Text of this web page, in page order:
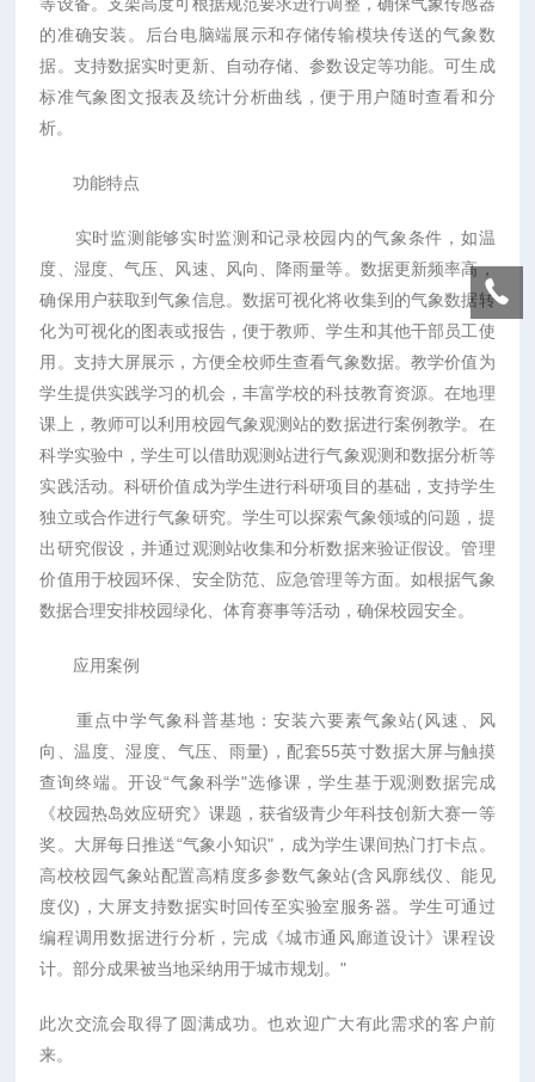
的准确安装。后台电脑端展示和存储传输模块传送的气象数
据。支持数据实时更新、自动存储、参数设定等功能。可生成
标准气象图文报表及统计分析曲线，便于用户随时查看和分
析。
功能特点
实时监测能够实时监测和记录校园内的气象条件，如温
度、湿度、气压、风速、风向、降雨量等。数据更新频率高，
确保用户获取到气象信息。数据可视化将收集到的气象数据转
化为可视化的图表或报告，便于教师、学生和其他干部员工使
用。支持大屏展示，方便全校师生查看气象数据。教学价值为
学生提供实践学习的机会，丰富学校的科技教育资源。在地理
课上，教师可以利用校园气象观测站的数据进行案例教学。在
科学实验中，学生可以借助观测站进行气象观测和数据分析等
实践活动。科研价值成为学生进行科研项目的基础，支持学生
独立或合作进行气象研究。学生可以探索气象领域的问题，提
出研究假设，并通过观测站收集和分析数据来验证假设。管理
价值用于校园环保、安全防范、应急管理等方面。如根据气象
数据合理安排校园绿化、体育赛事等活动，确保校园安全。
应用案例
重点中学气象科普基地：安装六要素气象站(风速、风
向、温度、湿度、气压、雨量)，配套55英寸数据大屏与触摸
查询终端。开设“气象科学"选修课，学生基于观测数据完成
《校园热岛效应研究》课题，获省级青少年科技创新大赛一等
奖。大屏每日推送“气象小知识"，成为学生课间热门打卡点。
高校校园气象站配置高精度多参数气象站(含风廓线仪、能见
度仪)，大屏支持数据实时回传至实验室服务器。学生可通过
编程调用数据进行分析，完成《城市通风廊道设计》课程设
计。部分成果被当地采纳用于城市规划。"
此次交流会取得了圆满成功。也欢迎广大有此需求的客户前
来。